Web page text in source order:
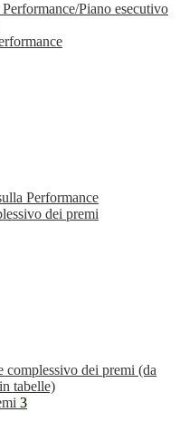
Piano esecutivo
Performance
dei premi
complessivo dei premi (da
tabelle)
3